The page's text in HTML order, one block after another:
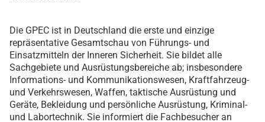
Die GPEC ist in Deutschland die erste und einzige
repräsentative Gesamtschau von Führungs- und
Einsatzmitteln der Inneren Sicherheit. Sie bildet alle
Sachgebiete und Ausrüstungsbereiche ab; insbesondere
Informations- und Kommunikationswesen, Kraftfahrzeug-
und Verkehrswesen, Waffen, taktische Ausrüstung und
Geräte, Bekleidung und persönliche Ausrüstung, Kriminal-
und Labortechnik. Sie informiert die Fachbesucher an